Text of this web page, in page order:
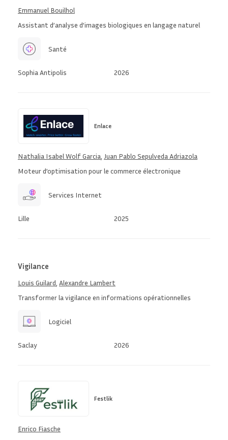
Emmanuel Bouilhol
Assistant d’analyse d’images biologiques en langage naturel
Santé
Sophia Antipolis 2026
Enlace
Nathalia Isabel Wolf Garcia Juan Pablo Sepulveda Adriazola
Moteur d’optimisation pour le commerce électronique
Services Internet
Lille 2025
Vigilance
Louis Guilard Alexandre Lambert
Transformer la vigilance en informations opérationnelles
Logiciel
Saclay 2026
Festlik
Enrico Fiasche